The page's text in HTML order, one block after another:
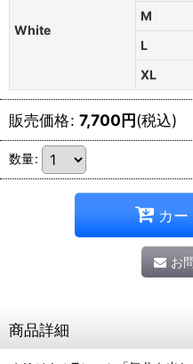
White
M
L
XL
販売価格: 7,700円(税込)
数量:
カー
お
商品詳細